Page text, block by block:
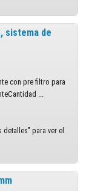
sistema de
con pre filtro para
...
detalles" para ver el